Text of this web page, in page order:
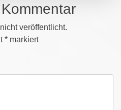
veröffentlicht.
* markiert